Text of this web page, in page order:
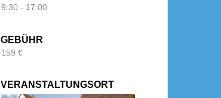
9:30 - 17:00
GEBÜHR
159 €
VERANSTALTUNGSORT